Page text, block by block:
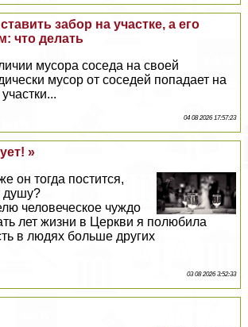
забор на участке, а его
что делать
мусора соседа на своей
мусор от соседей попадает на
04 08 2026 17:57:23
»
он тогда постится,
душу?
человеческое чуждо
лет жизни в Церкви я полюбила
в людях больше других
03 08 2026 3:52:33